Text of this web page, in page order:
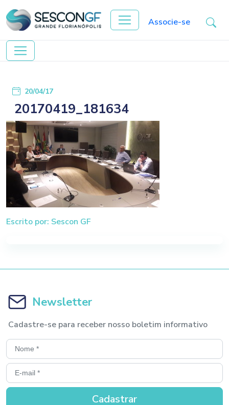
Associe-se
20/04/17
20170419_181634
Escrito por: Sescon GF
Newsletter
Cadastre-se para receber nosso boletim informativo